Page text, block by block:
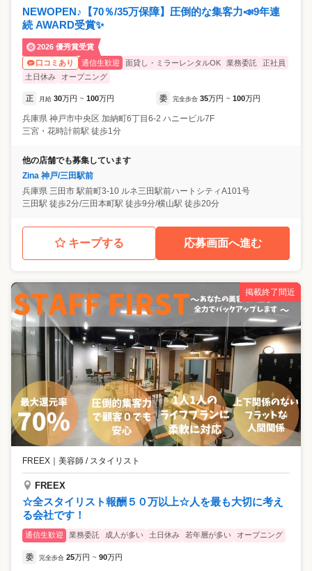
NEWOPEN♪【70％/35万保障】圧倒的な集客力📣9年連
続 AWARD受賞✨
2026 優秀賞受賞
口コミあり
通信生歓迎 面貸し・ミラーレンタルOK 業務委託
正社員
土日休み
オープニング
正 月給 30万円 ~ 100万円 委 完全歩合 35万円 ~ 100万円
兵庫県 神戸市中央区 加納町6丁目6-2 ハニービル7F
三宮・花時計前駅 徒歩1分
他の店舗でも募集しています
Zina 神戸/三田駅前
兵庫県 三田市 駅前町3-10 ルネ三田駅前ハートシティA101号
三田駅 徒歩2分/三田本町駅 徒歩9分/横山駅 徒歩20分
キープする 応募画面へ進む
掲載終了間近
FREEX ｜ 美容師 / スタイリスト
FREEX
☆全スタイリスト報酬５０万以上☆人を最も大切に考え
る会社です！
通信生歓迎 業務委託 成人が多い 土日休み 若年層が多い オープニング
委 完全歩合 25万円 ~ 90万円